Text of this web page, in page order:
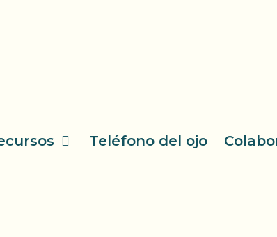
Teléfono del ojo